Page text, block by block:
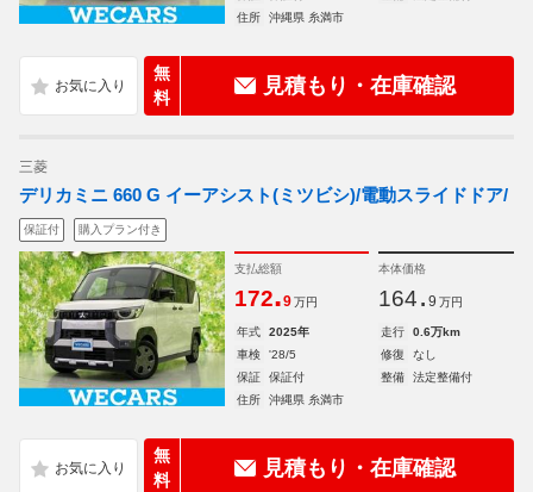
住所
沖縄県 糸満市
無
料
見積もり・在庫確認
三菱
デリカミニ 660 G イーアシスト(ミツビシ)/電動スライドドア/
保証付 購入プラン付き
支払総額
172.9 万円
本体価格
164. 9 万円
年式 2025年 走行
0.6万km
車検
'28/5 修復
なし
保証
保証付 整備
法定整備付
住所
沖縄県 糸満市
無
料
見積もり・在庫確認